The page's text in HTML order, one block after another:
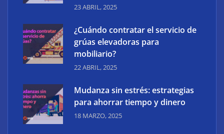
23 ABRIL, 2025
¿Cuándo contratar el servicio de
grúas elevadoras para
mobiliario?
22 ABRIL, 2025
Mudanza sin estrés: estrategias
para ahorrar tiempo y dinero
18 MARZO, 2025